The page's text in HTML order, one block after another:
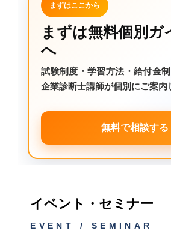
まずはここから
まずは無料個別ガ
へ
試験制度・学習方法・給付金制
企業診断士講師が個別にご案内
無料で相談する
イベント・セミナー
EVENT / SEMINAR